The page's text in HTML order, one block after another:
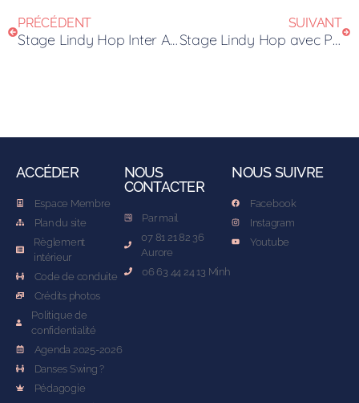
PRÉCÉDENT
Stage Lindy Hop Inter Avancé – 25 février
SUIVANT
Stage Lindy Hop avec Peter et Chloé – 14&15 Mars
ACCÉDER
Espace Membre
Plan du site
Règlement
intérieur
Code de conduite
Crédits photos
Politique de
confidentialité
Agenda 2025-2026
Danses Swing ?
Pédagogie
NOUS
CONTACTER
Par mail
07 81 21 82 36
Aurore
06 63 44 24 13 Minh
NOUS SUIVRE
Facebook
Instagram
Youtube